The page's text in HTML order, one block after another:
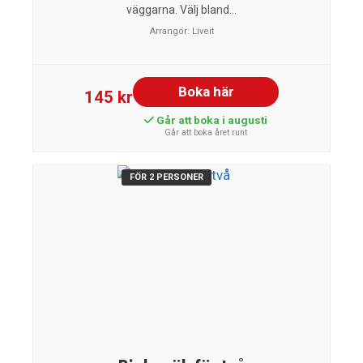
väggarna. Välj bland...
Arrangör: Liveit
145 kr Boka här
Går att boka i augusti
Går att boka året runt
FÖR 2 PERSONER